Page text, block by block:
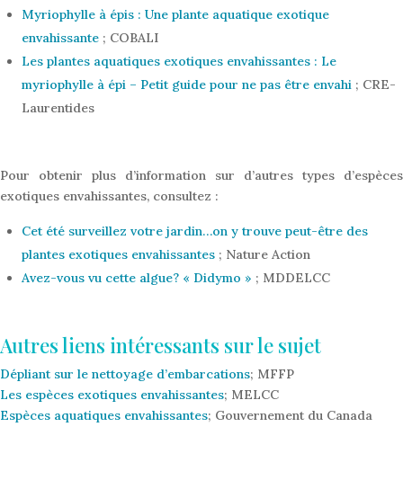
Myriophylle à épis : Une plante aquatique exotique
envahissante ; COBALI
Les plantes aquatiques exotiques envahissantes : Le
myriophylle à épi – Petit guide pour ne pas être envahi ; CRE-
Laurentides
Pour obtenir plus d’information sur d’autres types d’espèces
exotiques envahissantes, consultez :
Cet été surveillez votre jardin…on y trouve peut-être des
plantes exotiques envahissantes ; Nature Action
Avez-vous vu cette algue? « Didymo » ; MDDELCC
Autres liens intéressants sur le sujet
Dépliant sur le nettoyage d’embarcations; MFFP
Les espèces exotiques envahissantes; MELCC
Espèces aquatiques envahissantes; Gouvernement du Canada